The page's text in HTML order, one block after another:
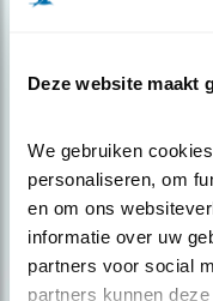
Deze website maakt
We gebruiken
personaliseren, om
en om ons
informatie over uw
partners voor social
partners kunnen
over vogels en